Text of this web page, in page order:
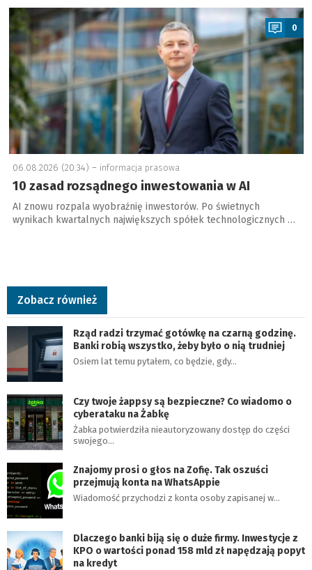
a
0
06.08.2026 (20:34) – informacja prasowa
10 zasad rozsądnego inwestowania w AI
AI znowu rozpala wyobraźnię inwestorów. Po świetnych
wynikach kwartalnych największych spółek technologicznych …
Zobacz również
Rząd radzi trzymać gotówkę na czarną godzinę.
Banki robią wszystko, żeby było o nią trudniej
Osiem lat temu pytałem, co będzie, gdy…
Czy twoje żappsy są bezpieczne? Co wiadomo o
cyberataku na Żabkę
Żabka potwierdziła nieautoryzowany dostęp do części
swojego…
Znajomy prosi o głos na Zofię. Tak oszuści
przejmują konta na WhatsAppie
Wiadomość przychodzi z konta osoby zapisanej w…
Dlaczego banki biją się o duże firmy. Inwestycje z
KPO o wartości ponad 158 mld zł napędzają popyt
na kredyt